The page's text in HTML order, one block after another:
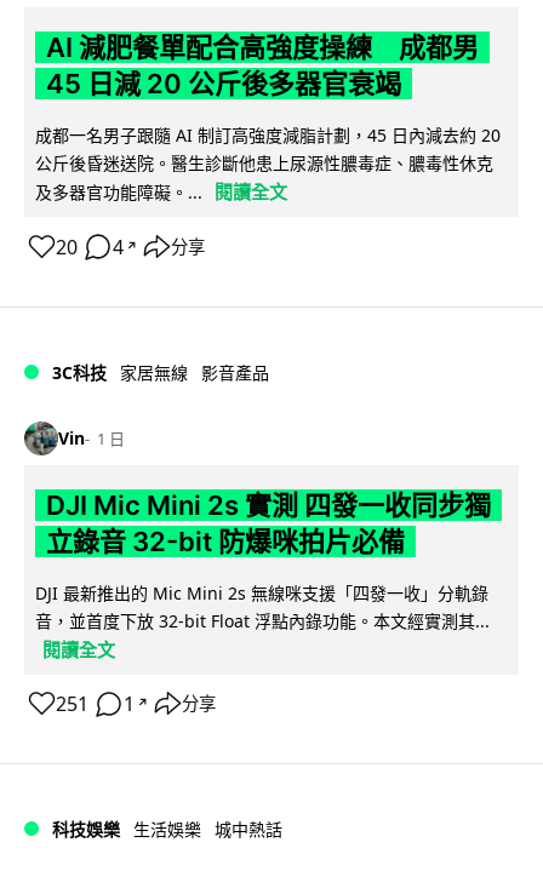
AI 減肥餐單配合高強度操練 成都男
45 日減 20 公斤後多器官衰竭
成都一名男子跟隨 AI 制訂高強度減脂計劃，45 日內減去約 20
公斤後昏迷送院。醫生診斷他患上尿源性膿毒症、膿毒性休克
及多器官功能障礙。...
閱讀全文
20 4 ↗ 分享
3C科技 家居無線 影音產品
Vin 1 日
DJI Mic Mini 2s 實測 四發一收同步獨
立錄音 32-bit 防爆咪拍片必備
DJI 最新推出的 Mic Mini 2s 無線咪支援「四發一收」分軌錄
音，並首度下放 32-bit Float 浮點內錄功能。本文經實測其...
閱讀全文
251 1 ↗ 分享
科技娛樂 生活娛樂 城中熱話